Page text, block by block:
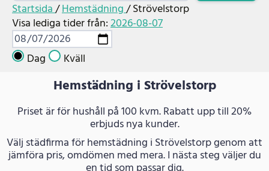
Startsida/Hemstädning/Strövelstorp
Visa lediga tider från:2026-08-07
Dag Kväll
Hemstädning i Strövelstorp
Priset är för hushåll på 100 kvm. Rabatt upp till 20%
erbjuds nya kunder.
Välj städfirma för hemstädning i Strövelstorp genom att
jämföra pris, omdömen med mera. I nästa steg väljer du